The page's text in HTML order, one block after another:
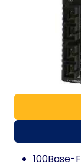
100Base-